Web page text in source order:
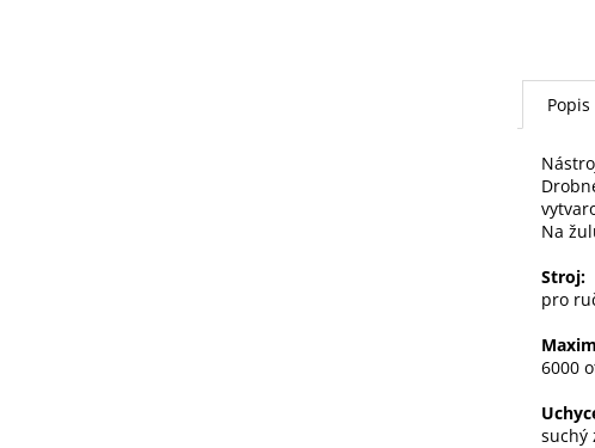
Popis
Na
Stroj:
pro
6000
suchý